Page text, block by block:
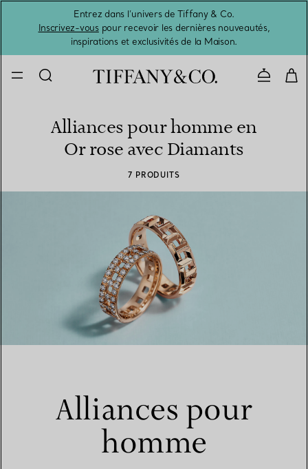
Entrez dans l’univers de Tiffany & Co.
Inscrivez-vouspour recevoir les dernières nouveautés,
inspirations et exclusivités de la Maison.
Alliances pour homme en
Or rose avec Diamants
7 PRODUITS
Alliances pour
homme